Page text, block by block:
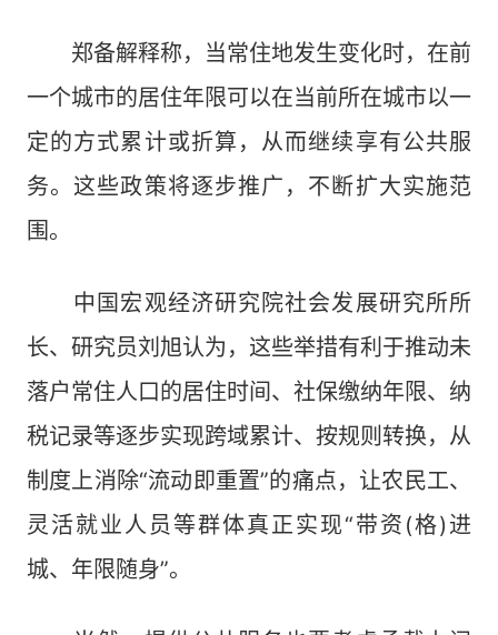
郑备解释称，当常住地发生变化时，在前
一个城市的居住年限可以在当前所在城市以一
定的方式累计或折算，从而继续享有公共服
务。这些政策将逐步推广，不断扩大实施范
围。
中国宏观经济研究院社会发展研究所所
长、研究员刘旭认为，这些举措有利于推动未
落户常住人口的居住时间、社保缴纳年限、纳
税记录等逐步实现跨域累计、按规则转换，从
制度上消除“流动即重置”的痛点，让农民工、
灵活就业人员等群体真正实现“带资(格)进
城、年限随身”。